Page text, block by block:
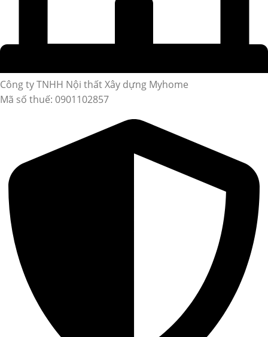
Công ty TNHH Nội thất Xây dựng Myhome
Mã số thuế: 0901102857